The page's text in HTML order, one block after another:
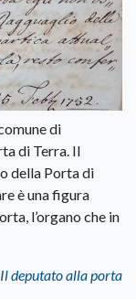
di
di Terra. Il
della Porta di
è una figura
l’organo che in
deputato alla porta